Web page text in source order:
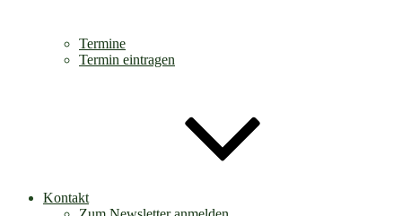
Termine
Termin eintragen
Kontakt